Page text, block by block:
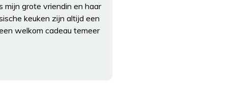
mijn grote vriendin en haar
keuken zijn altijd een
welkom cadeau temeer